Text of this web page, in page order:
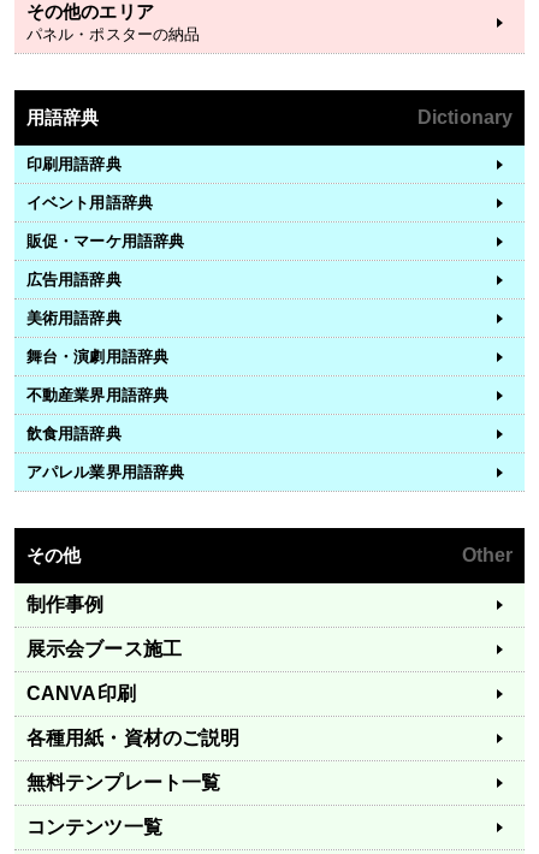
その他のエリア
パネル・ポスターの納品
用語辞典 Dictionary
印刷用語辞典
イベント用語辞典
販促・マーケ用語辞典
広告用語辞典
美術用語辞典
舞台・演劇用語辞典
不動産業界用語辞典
飲食用語辞典
アパレル業界用語辞典
その他 Other
制作事例
展示会ブース施工
CANVA印刷
各種用紙・資材のご説明
無料テンプレート一覧
コンテンツ一覧